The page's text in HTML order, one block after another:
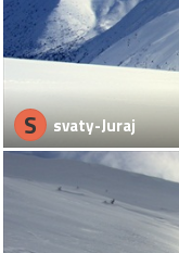
S svaty-Juraj